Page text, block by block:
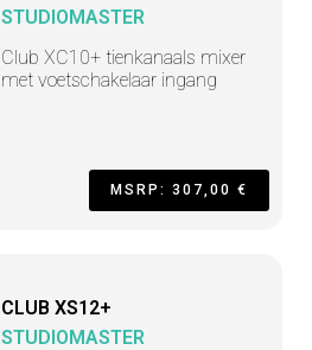
STUDIOMASTER
Club XC10+ tienkanaals mixer
met voetschakelaar ingang
MSRP: 307,00 €
CLUB XS12+
STUDIOMASTER